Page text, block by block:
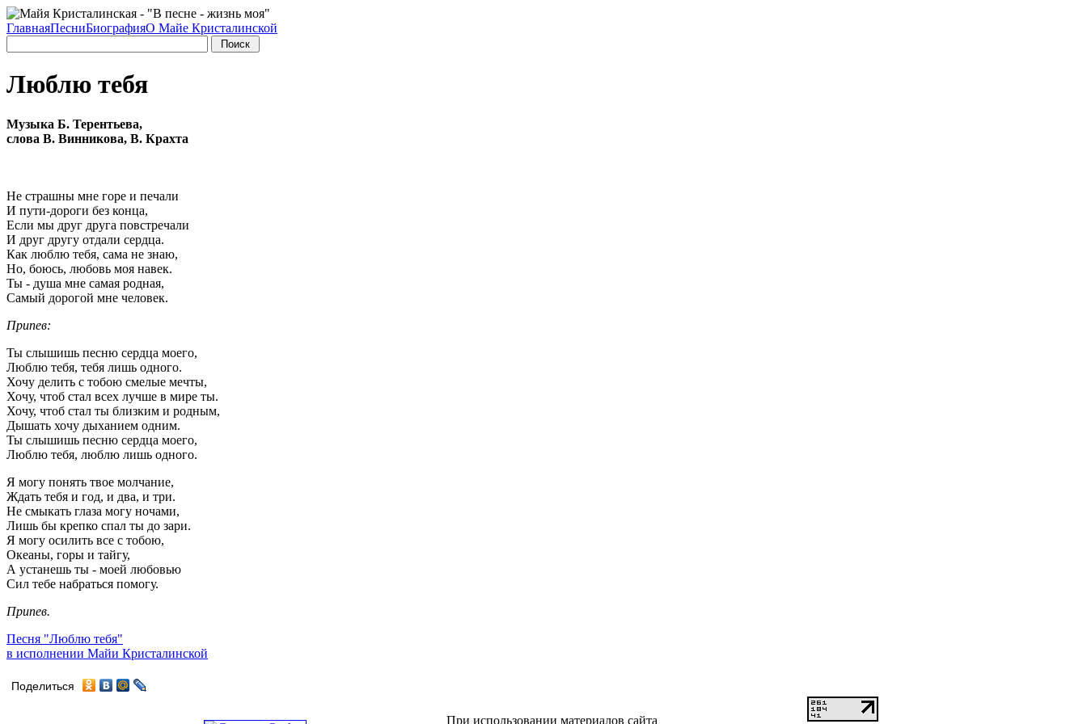
ГлавнаяПесниБиографияО Майе Кристалинской
Люблю тебя
Музыка Б. Терентьева,
слова В. Винникова, В. Крахта
Не страшны мне горе и печали
И пути-дороги без конца,
Если мы друг друга повстречали
И друг другу отдали сердца.
Как люблю тебя, сама не знаю,
Но, боюсь, любовь моя навек.
Ты - душа мне самая родная,
Самый дорогой мне человек.
Припев:
Ты слышишь песню сердца моего,
Люблю тебя, тебя лишь одного.
Хочу делить с тобою смелые мечты,
Хочу, чтоб стал всех лучше в мире ты.
Хочу, чтоб стал ты близким и родным,
Дышать хочу дыханием одним.
Ты слышишь песню сердца моего,
Люблю тебя, люблю лишь одного.
Я могу понять твое молчание,
Ждать тебя и год, и два, и три.
Не смыкать глаза могу ночами,
Лишь бы крепко спал ты до зари.
Я могу осилить все с тобою,
Океаны, горы и тайгу,
А устанешь ты - моей любовью
Сил тебе набраться помогу.
Припев.
Песня "Люблю тебя"
в исполнении Майи Кристалинской
Поделиться
При использовании материалов сайта